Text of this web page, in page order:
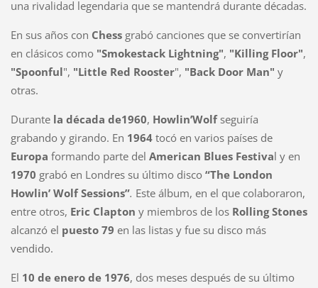
una rivalidad legendaria que se mantendrá durante décadas.
En sus años con Chessgrabó canciones que se convertirían
en clásicos como "Smokestack Lightning", "Killing Floor",
"Spoonful", "Little Red Rooster", "Back Door Man" y
otras.
Durante la década de1960, Howlin’Wolfseguiría
grabando y girando. En 1964tocó en varios países de
Europa formando parte del American Blues Festival y en
1970 grabó en Londres su último disco “The London
Howlin’ Wolf Sessions”. Este álbum, en el que colaboraron,
entre otros, Eric Clapton y miembros de los Rolling Stones
alcanzó el puesto 79 en las listas y fue su disco más
vendido.
El 10 de enero de 1976, dos meses después de su último